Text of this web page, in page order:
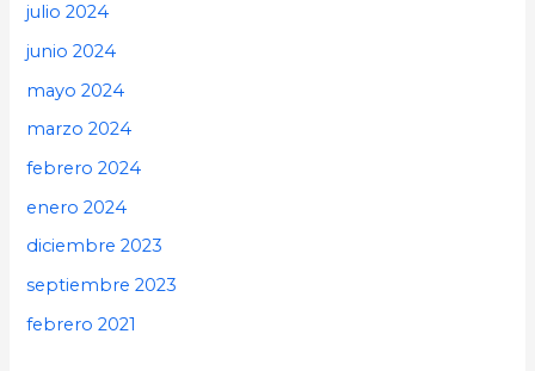
julio 2024
junio 2024
mayo 2024
marzo 2024
febrero 2024
enero 2024
diciembre 2023
septiembre 2023
febrero 2021